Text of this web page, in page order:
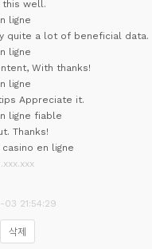
this well.
ligne
quite a lot of beneficial data.
ligne
With thanks!
ligne
Appreciate it.
ligne fiable
Thanks!
en ligne
21:54:29
삭제